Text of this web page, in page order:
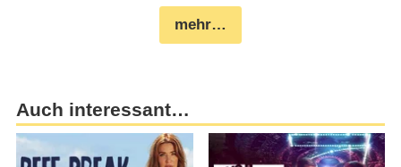
mehr…
Auch interessant…